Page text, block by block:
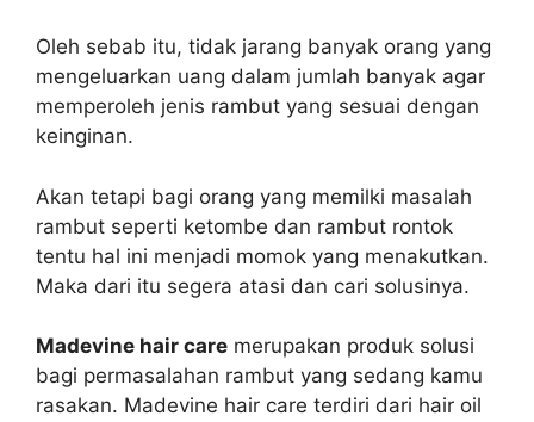
Oleh sebab itu, tidak jarang banyak orang yang
mengeluarkan uang dalam jumlah banyak agar
memperoleh jenis rambut yang sesuai dengan
keinginan.
Akan tetapi bagi orang yang memilki masalah
rambut seperti ketombe dan rambut rontok
tentu hal ini menjadi momok yang menakutkan.
Maka dari itu segera atasi dan cari solusinya.
Madevine hair care merupakan produk solusi
bagi permasalahan rambut yang sedang kamu
rasakan. Madevine hair care terdiri dari hair oil